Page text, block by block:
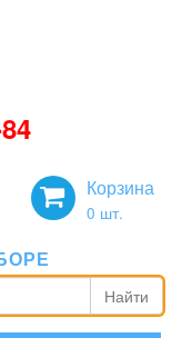
Корзина
0 шт.
Найти